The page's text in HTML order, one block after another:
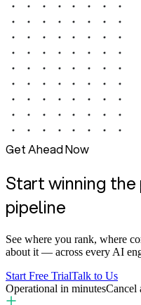
Get Ahead Now
Start winning
pipeline
See where you rank, where
about it — across every AI
Start Free TrialTalk to Us
Operational in minutesCancel